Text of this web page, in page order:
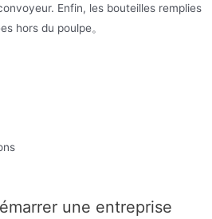
Enfin, les bouteilles remplies
hors du poulpe。
une entreprise